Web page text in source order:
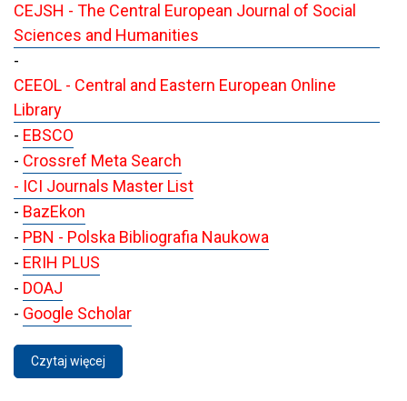
CEJSH - The Central European Journal of Social
Sciences and Humanities
-
CEEOL - Central and Eastern European Online
Library
- EBSCO
- Crossref Meta Search
- ICI Journals Master List
- BazEkon
- PBN - Polska Bibliografia Naukowa
- ERIH PLUS
- DOAJ
- Google Scholar
Czytaj więcej